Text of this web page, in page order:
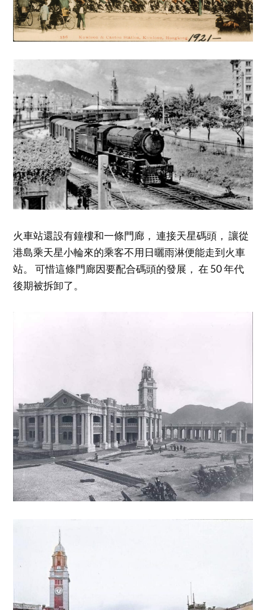
火車站還設有鐘樓和一條門廊， 連接天星碼頭， 讓從
港島乘天星小輪來的乘客不用日曬雨淋便能走到火車
站。 可惜這條門廊因要配合碼頭的發展， 在 50 年代
後期被拆卸了。